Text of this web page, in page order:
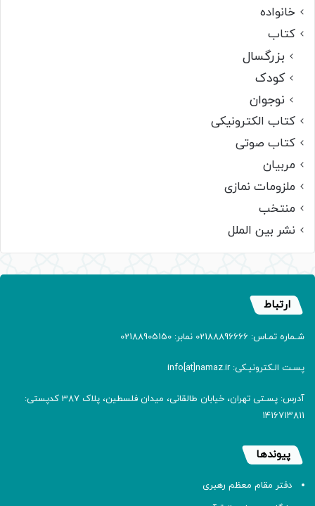
خانواده
کتاب
بزرگسال
کودک
نوجوان
کتاب الکترونیکی
کتاب صوتی
مربیان
ملزومات نمازی
منتخب
نشر بین الملل
ارتباط
شـماره تمـاس: 02188896666 نمابر: 02188905150
پسـت الـکترونیـکی: info[at]namaz.ir
آدرس: پسـتی تهران، خیابان طالقانی، میدان فلسطین، پلاک 387 کدپستی:
۱۴۱۶۷۱۳۸۱۱
پیوندها
دفتر مقام معظم رهبری